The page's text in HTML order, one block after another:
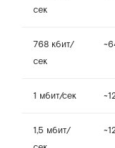
сек
768 кбит/
сек
1 мбит/сек
1,5 мбит/